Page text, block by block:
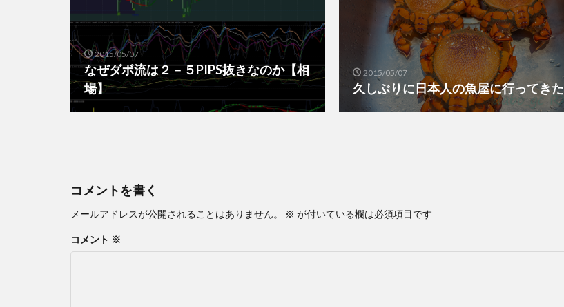
2015/05/07
なぜダボ流は２－５PIPS抜きなのか【相
場】
2015/05/07
久しぶりに日本人の魚屋に行ってきた
コメントを書く
メールアドレスが公開されることはありません。 ※ が付いている欄は必須項目です
コメント ※